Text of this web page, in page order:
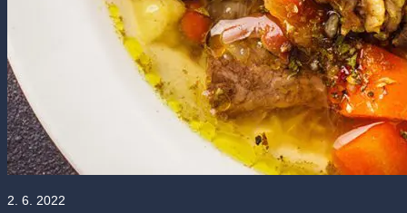
2. 6. 2022